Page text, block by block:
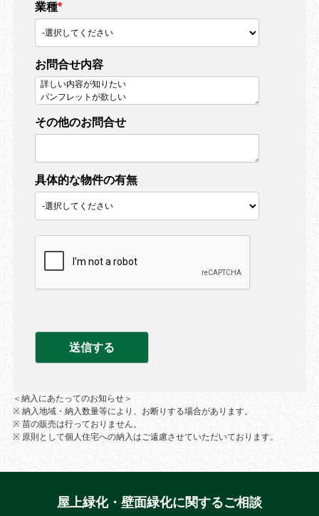
業種*
お問合せ内容
その他のお問合せ
具体的な物件の有無
＜納入にあたってのお知らせ＞
※ 納入地域・納入数量等により、お断りする場合があります。
※ 苗の販売は行っておりません。
※ 原則として個人住宅への納入はご遠慮させていただいております。
屋上緑化・壁面緑化に関するご相談